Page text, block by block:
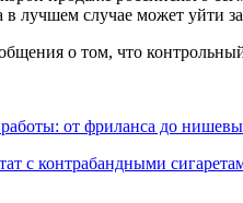
лучшем случае может уйти
о том, что
от фриланса до
с контрабандными